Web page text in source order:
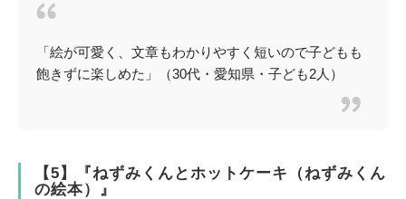
「絵が可愛く、文章もわかりやすく短いので子どもも
飽きずに楽しめた」（30代・愛知県・子ども2人）
【5】『ねずみくんとホットケーキ（ねずみくん
の絵本）』